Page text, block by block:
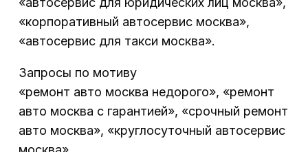
«корпоративный автосервис москва»,
«автосервис для такси москва».
Запросы по мотиву
«ремонт авто москва недорого», «ремонт
авто москва с гарантией», «срочный ремонт
авто москва», «круглосуточный автосервис